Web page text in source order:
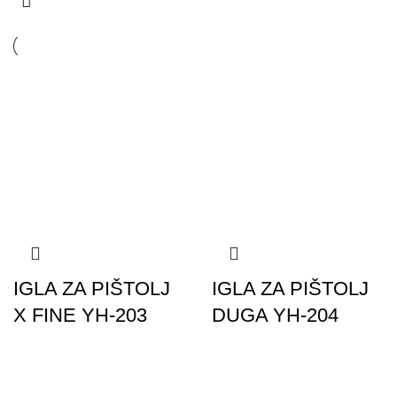
IGLA ZA PIŠTOLJ
X FINE YH-203
IGLA ZA PIŠTOLJ
DUGA YH-204